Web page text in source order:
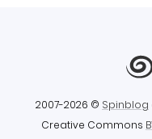
2007-2026 © Spinblog
Creative Commons